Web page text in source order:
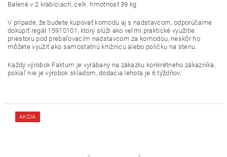
Balené v 2 krabiciach, celk. hmotnosť 39 kg
V prípade, že budete kupovať komodu aj s nadstavcom, odporúčame
dokúpiť regál 15910101, ktorý slúži ako veľmi praktické využitie
priestoru pod prebaľovacím nadstavcom za komodou, neskôr ho
môžete využiť ako samostatnú knižnicu alebo poličku na stenu.
Každý výrobok Faktum je vyrábaný na zákazku konkrétneho zákazníka,
pokiaľ nie je výrobok skladom, dodacia lehota je 6 týždňov.
AKCIA